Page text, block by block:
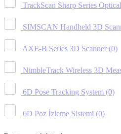
TrackScan Sharp Series
SIMSCAN Handheld 3D
AXE-B Series 3D Scanner (0)
NimbleTrack Wireless 3D
6D Pose Tracking System (0)
6D Poz İzleme Sistemi (0)